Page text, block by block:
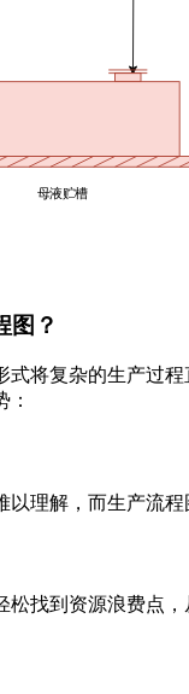
图？
式将复杂的生产过
以理解，而生产流
找到资源浪费点